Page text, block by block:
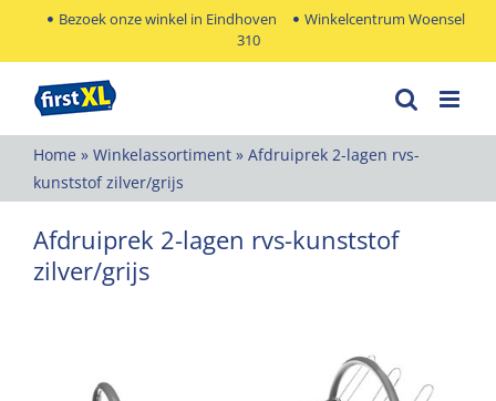
Bezoek onze winkel in Eindhoven
Winkelcentrum Woensel
310
Home » Winkelassortiment » Afdruiprek 2-lagen rvs-
kunststof zilver/grijs
Afdruiprek 2-lagen rvs-kunststof
zilver/grijs